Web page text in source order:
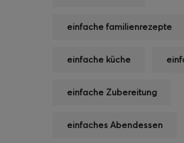
einfache familienrezepte
einfache küche
einfache Zubereitung
einfaches Abendessen